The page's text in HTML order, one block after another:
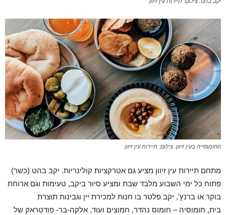
החומוסייה בעין זיוון. צילום: תיירות עין זיוון
מתחם תיירות עין זיוון מציע גם אטרקציות קולינריות. יקב בהט (כשר)
פתוח כל ימי השבוע מלבד שבת ומציע סיור ביקב, טעימות וגם ארוחת
בוקר או ברנץ', יקב פלטר בו חנות למכירת יין וגבינות תוצרת
בית, חומוסיה – חומוס נהדר, חמוצים ועוד, אלקה-בר- פודטראק של